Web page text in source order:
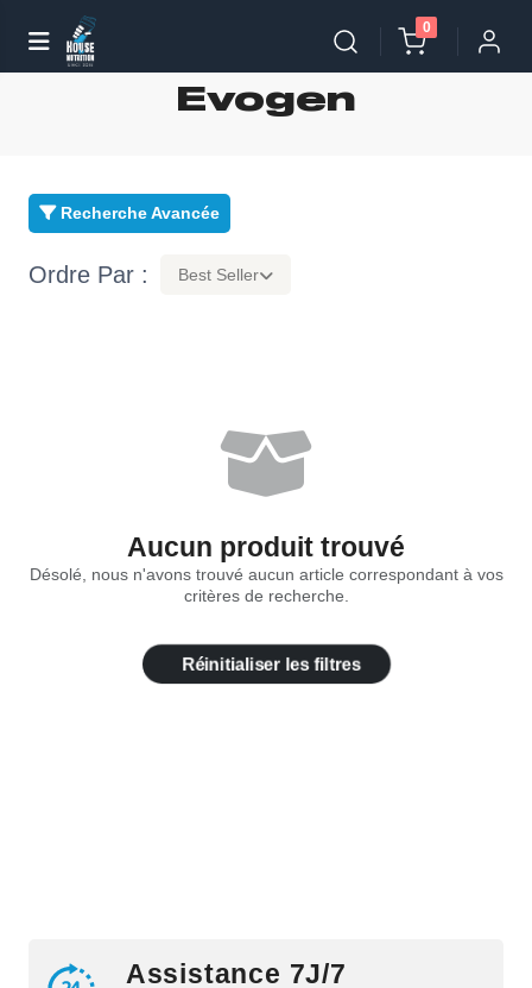
0
Evogen
Recherche Avancée
Ordre Par : Best Seller
Aucun produit trouvé
Désolé, nous n'avons trouvé aucun article correspondant à vos
critères de recherche.
Réinitialiser les filtres
Assistance 7J/7